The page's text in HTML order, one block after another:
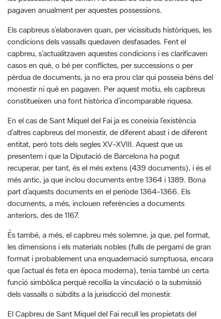
pagaven anualment per aquestes possessions.
Els capbreus s’elaboraven quan, per vicissituds històriques, les
condicions dels vassalls quedaven desfasades. Fent el
capbreu, s’actualitzaven aquestes condicions i es clarificaven
casos en què, o bé per conflictes, per successions o per
pèrdua de documents, ja no era prou clar qui posseïa béns del
monestir ni què en pagaven. Per aquest motiu, els capbreus
constitueixen una font històrica d’incomparable riquesa.
En el cas de Sant Miquel del Fai ja es coneixia l’existència
d’altres capbreus del monestir, de diferent abast i de diferent
entitat, però tots dels segles XV-XVIII. Aquest que us
presentem i que la Diputació de Barcelona ha pogut
recuperar, per tant, és el més extens (439 documents), i és el
més antic, ja que inclou documents entre 1364 i 1389. Bona
part d’aquests documents en el període 1364-1366. Els
documents, a més, inclouen referències a documents
anteriors, des de 1167.
És també, a més, el capbreu més solemne, ja que, pel format,
les dimensions i els materials nobles (fulls de pergamí de gran
format i probablement una enquadernació sumptuosa, encara
que l’actual és feta en època moderna), tenia també un certa
funció simbòlica perquè recollia la vinculació o la submissió
dels vassalls o súbdits a la jurisdicció del monestir.
El Capbreu de Sant Miquel del Fai recull les propietats del